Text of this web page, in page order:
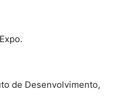
de Desenvolvimento,